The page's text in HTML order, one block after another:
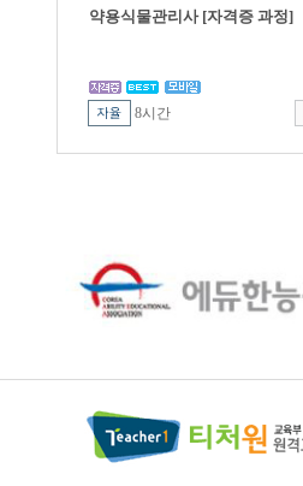
약용식물관리사 [자격증 과정]
8시간